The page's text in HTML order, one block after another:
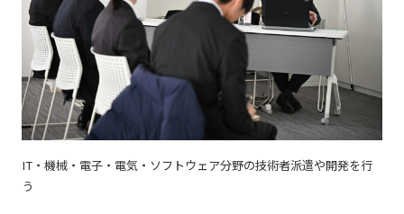
IT・機械・電子・電気・ソフトウェア分野の技術者派遣や開発を行
う